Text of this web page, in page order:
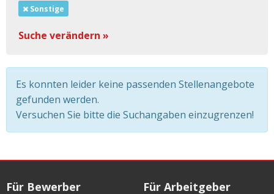
Sonstige
Suche verändern »
Es konnten leider keine passenden Stellenangebote
gefunden werden.
Versuchen Sie bitte die Suchangaben einzugrenzen!
Für Bewerber Für Arbeitgeber